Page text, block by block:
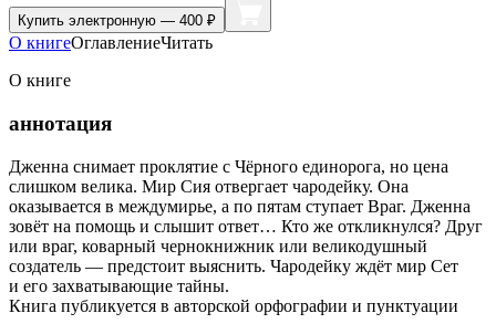
Купить электронную — 400 ₽
О книгеОглавлениеЧитать
О книге
аннотация
Дженна снимает проклятие с Чёрного единорога, но цена
слишком велика. Мир Сия отвергает чародейку. Она
оказывается в междумирье, а по пятам ступает Враг. Дженна
зовёт на помощь и слышит ответ… Кто же откликнулся? Друг
или враг, коварный чернокнижник или великодушный
создатель — предстоит выяснить. Чародейку ждёт мир Сет
и его захватывающие тайны.
Книга публикуется в авторской орфографии и пунктуации